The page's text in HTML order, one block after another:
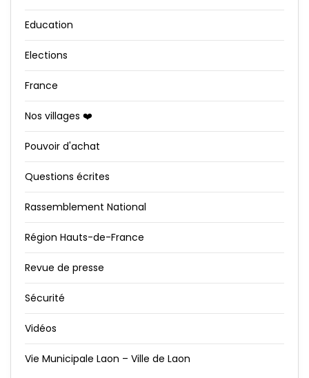
Education
Elections
France
Nos villages ❤️
Pouvoir d'achat
Questions écrites
Rassemblement National
Région Hauts-de-France
Revue de presse
Sécurité
Vidéos
Vie Municipale Laon – Ville de Laon